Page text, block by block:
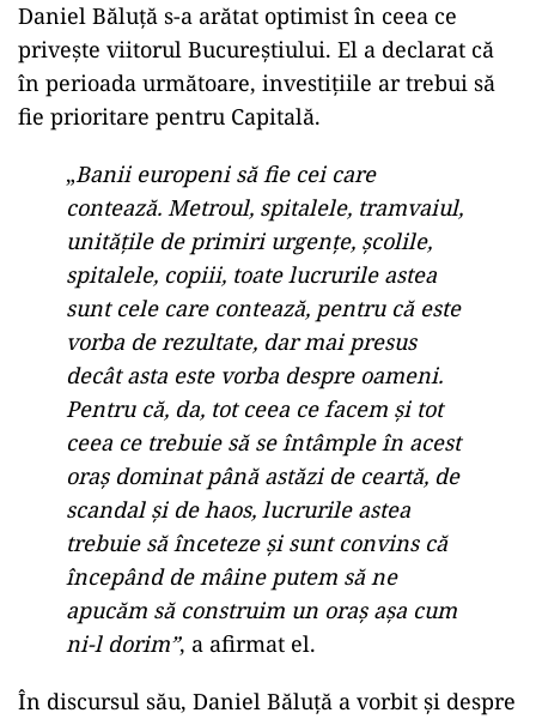
Daniel Băluță s-a arătat optimist în ceea ce
privește viitorul Bucureștiului. El a declarat că
în perioada următoare, investițiile ar trebui să
fie prioritare pentru Capitală.
„Banii europeni să fie cei care
contează. Metroul, spitalele, tramvaiul,
unitățile de primiri urgențe, școlile,
spitalele, copiii, toate lucrurile astea
sunt cele care contează, pentru că este
vorba de rezultate, dar mai presus
decât asta este vorba despre oameni.
Pentru că, da, tot ceea ce facem și tot
ceea ce trebuie să se întâmple în acest
oraș dominat până astăzi de ceartă, de
scandal și de haos, lucrurile astea
trebuie să înceteze și sunt convins că
începând de mâine putem să ne
apucăm să construim un oraș așa cum
ni-l dorim”, a afirmat el.
În discursul său, Daniel Băluță a vorbit și despre